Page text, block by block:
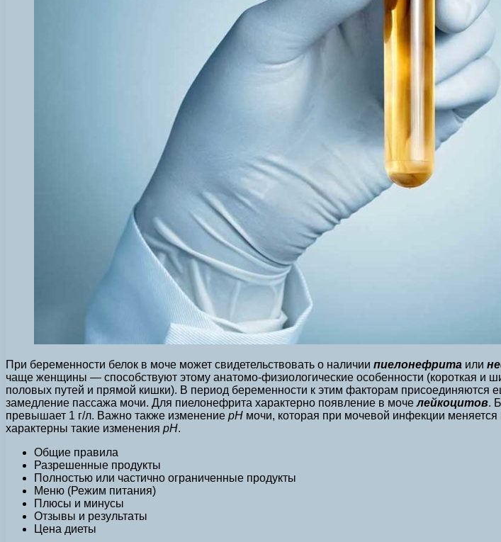
При беременности белок в моче может свидетельствовать о наличии пиелонефрита или
чаще женщины — способствуют этому анатомо-физиологические особенности (короткая и
половых путей и прямой кишки). В период беременности к этим факторам присоединяются
замедление пассажа мочи. Для пиелонефрита характерно появление в мочелейкоцитов.
превышает 1 г/л. Важно также изменение рН мочи, которая при мочевой инфекции
характерны такие изменения рН.
Общие правила
Разрешенные продукты
Полностью или частично ограниченные продукты
Меню (Режим питания)
Плюсы и минусы
Отзывы и результаты
Цена диеты